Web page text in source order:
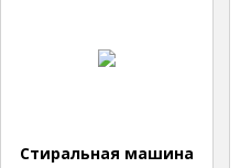
Стиральная машина